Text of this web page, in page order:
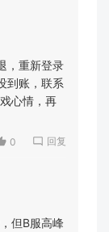
，重新登录
到账，联系
心情，再
0 回复
但B服高峰